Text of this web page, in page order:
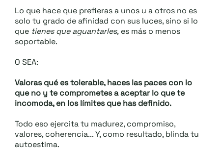
Lo que hace que prefieras a unos u a otros no es
solo tu grado de afinidad con sus luces, sino si lo
que tienes que aguantarles, es más o menos
soportable.
O SEA:
Valoras qué es tolerable, haces las paces con lo
que no y te comprometes a aceptar lo que te
incomoda, en los límites que has definido.
Todo eso ejercita tu madurez, compromiso,
valores, coherencia... Y, como resultado, blinda tu
autoestima.